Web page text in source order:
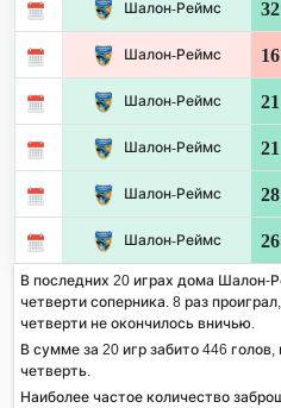
Шалон-Реймс 32
Шалон-Реймс 16
Шалон-Реймс 21
Шалон-Реймс 21
Шалон-Реймс 28
Шалон-Реймс 26
В последних 20 играх дома Шалон-
четверти соперника. 8 раз
четверти не окончилось вничью.
В сумме за 20 игр забито 446
четверть.
Наиболее частое количество